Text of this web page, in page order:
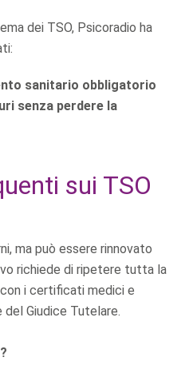
dei TSO, Psicoradio ha
sanitario obbligatorio
senza perdere la
sui TSO
ma può essere rinnovato
richiede di ripetere tutta la
i certificati medici e
del Giudice Tutelare.